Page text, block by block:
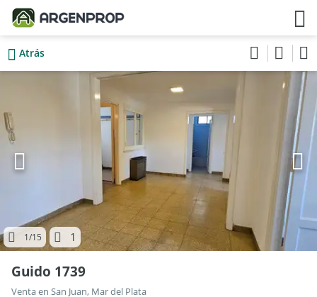
Atrás
1/15 1
Guido 1739
Venta en San Juan, Mar del Plata